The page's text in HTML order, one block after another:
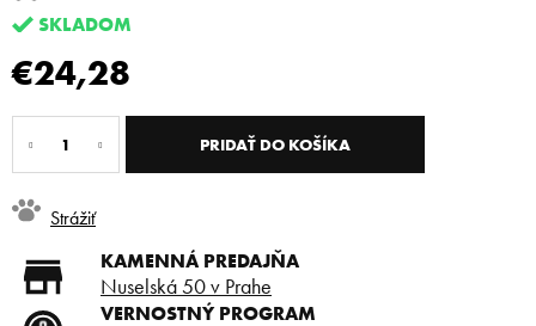
€24,28
Jednotková
cena:
SKLADOM
PRIDAŤ DO KOŠÍKA
Strážiť
KAMENNÁ PREDAJŇA
Nuselská 50 v Prahe
VERNOSTNÝ PROGRAM